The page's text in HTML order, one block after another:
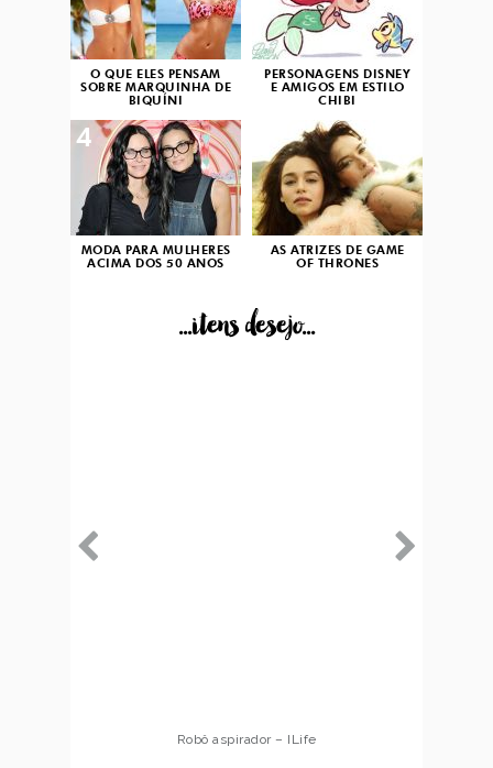
O QUE ELES PENSAM
SOBRE MARQUINHA DE
BIQUÍNI
PERSONAGENS DISNEY
E AMIGOS EM ESTILO
CHIBI
MODA PARA MULHERES
ACIMA DOS 50 ANOS
4
AS ATRIZES DE GAME
OF THRONES
...itens desejo...
Robô aspirador – ILife